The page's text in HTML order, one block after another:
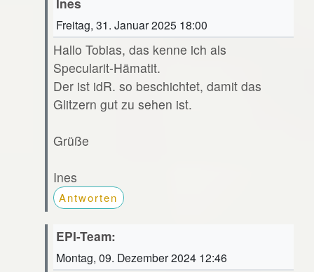
Freitag, 31. Januar 2025 18:00
Hallo Tobias, das kenne ich als
Specularit-Hämatit.
Der ist idR. so beschichtet, damit das
Glitzern gut zu sehen ist.
Grüße
Ines
Antworten
EPI-Team:
Montag, 09. Dezember 2024 12:46